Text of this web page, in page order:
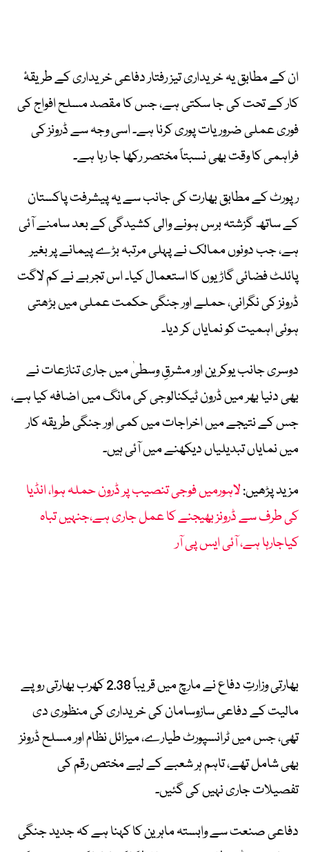
ان کے مطابق یہ خریداری تیز رفتار دفاعی خریداری کے طریقۂ
کار کے تحت کی جا سکتی ہے، جس کا مقصد مسلح افواج کی
فوری عملی ضروریات پوری کرنا ہے۔ اسی وجہ سے ڈرونز کی
فراہمی کا وقت بھی نسبتاً مختصر رکھا جا رہا ہے۔
رپورٹ کے مطابق بھارت کی جانب سے یہ پیشرفت پاکستان
کے ساتھ گزشتہ برس ہونے والی کشیدگی کے بعد سامنے آئی
ہے، جب دونوں ممالک نے پہلی مرتبہ بڑے پیمانے پر بغیر
پائلٹ فضائی گاڑیوں کا استعمال کیا۔ اس تجربے نے کم لاگت
ڈرونز کی نگرانی، حملے اور جنگی حکمت عملی میں بڑھتی
ہوئی اہمیت کو نمایاں کر دیا۔
دوسری جانب یوکرین اور مشرقِ وسطیٰ میں جاری تنازعات نے
بھی دنیا بھر میں ڈرون ٹیکنالوجی کی مانگ میں اضافہ کیا ہے،
جس کے نتیجے میں اخراجات میں کمی اور جنگی طریقہ کار
میں نمایاں تبدیلیاں دیکھنے میں آئی ہیں۔
مزید پڑھیں:لاہورمیں فوجی تنصیب پر ڈرون حملہ ہوا، انڈیا
کی طرف سے ڈرونز بھیجنے کا عمل جاری ہے،جنہیں تباہ
کیاجارہا ہے، آئی ایس پی آر
بھارتی وزارتِ دفاع نے مارچ میں قریباً 2.38 کھرب بھارتی روپے
مالیت کے دفاعی سازوسامان کی خریداری کی منظوری دی
تھی، جس میں ٹرانسپورٹ طیارے، میزائل نظام اور مسلح ڈرونز
بھی شامل تھے، تاہم ہر شعبے کے لیے مختص رقم کی
تفصیلات جاری نہیں کی گئیں۔
دفاعی صنعت سے وابستہ ماہرین کا کہنا ہے کہ جدید جنگی